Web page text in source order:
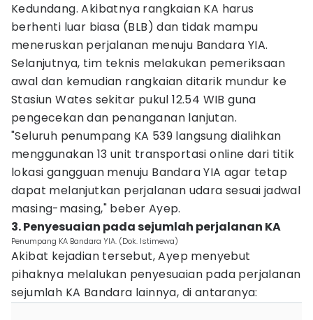
Kedundang. Akibatnya rangkaian KA harus
berhenti luar biasa (BLB) dan tidak mampu
meneruskan perjalanan menuju Bandara YIA.
Selanjutnya, tim teknis melakukan pemeriksaan
awal dan kemudian rangkaian ditarik mundur ke
Stasiun Wates sekitar pukul 12.54 WIB guna
pengecekan dan penanganan lanjutan.
"Seluruh penumpang KA 539 langsung dialihkan
menggunakan 13 unit transportasi online dari titik
lokasi gangguan menuju Bandara YIA agar tetap
dapat melanjutkan perjalanan udara sesuai jadwal
masing-masing," beber Ayep.
3. Penyesuaian pada sejumlah perjalanan KA
Penumpang KA Bandara YIA. (Dok. Istimewa)
Akibat kejadian tersebut, Ayep menyebut
pihaknya melalukan penyesuaian pada perjalanan
sejumlah KA Bandara lainnya, di antaranya: